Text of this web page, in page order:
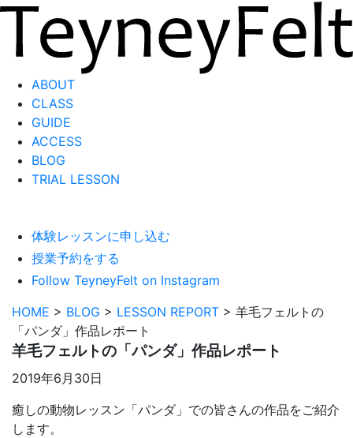
ABOUT
CLASS
GUIDE
ACCESS
BLOG
TRIAL LESSON
体験レッスンに申し込む
授業予約をする
Follow TeyneyFelt on Instagram
HOME > BLOG > LESSON REPORT > 羊毛フェルトの
「パンダ」作品レポート
羊毛フェルトの「パンダ」作品レポート
2019年6月30日
癒しの動物レッスン「パンダ」での皆さんの作品をご紹介
します。